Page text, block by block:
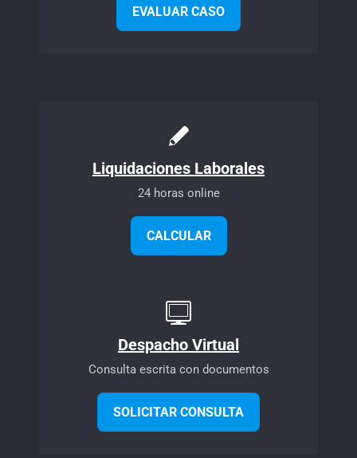
EVALUAR CASO
Liquidaciones Laborales
24 horas online
CALCULAR
Despacho Virtual
Consulta escrita con documentos
SOLICITAR CONSULTA